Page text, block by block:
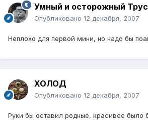
Умный и осторожный Трус
Опубликовано 12 декабря, 2007
Неплохо для первой мини, но надо бы
ХОЛОД
Опубликовано 12 декабря, 2007
Руки бы оставил родные, красивее было